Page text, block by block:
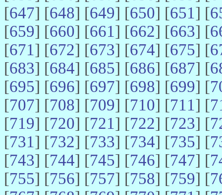
[647] [648] [649] [650] [651] [
[659] [660] [661] [662] [663] [
[671] [672] [673] [674] [675] [
[683] [684] [685] [686] [687] [
[695] [696] [697] [698] [699] [
[707] [708] [709] [710] [711] [
[719] [720] [721] [722] [723] [
[731] [732] [733] [734] [735] [
[743] [744] [745] [746] [747] [
[755] [756] [757] [758] [759] [